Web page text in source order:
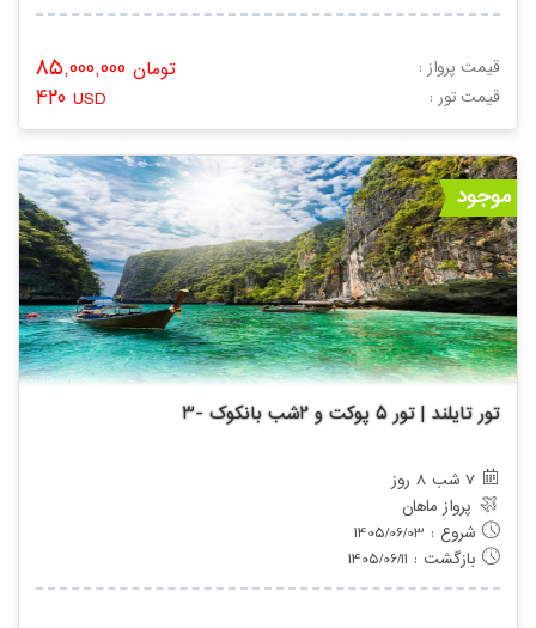
تومان قیمت پرواز :
420 USD : قیمت تور
موجود
تور تایلند | تور 5 پوکت و 2شب بانکوک -3
7 شب 8 روز
پرواز ماهان
شروع : 1405/06/03
بازگشت : 1405/06/11